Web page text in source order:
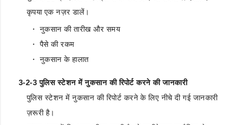
कृपया एक नज़र डालें।
・ नुकसान की तारीख और समय
・ पैसे की रकम
・ नुकसान के हालात
3-2-3 पुलिस स्टेशन में नुकसान की रिपोर्ट करने की जानकारी
पुलिस स्टेशन में नुकसान की रिपोर्ट करने के लिए नीचे दी गई जानकारी
ज़रूरी है।